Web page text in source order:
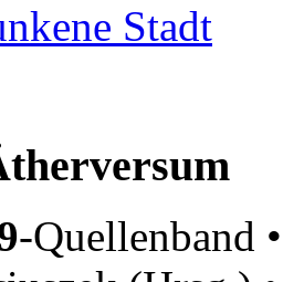
Stadt
-Quellenband